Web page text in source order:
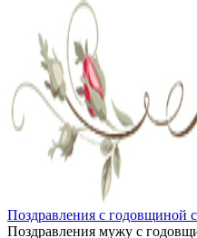
Поздравления с годовщиной
Поздравления мужу с